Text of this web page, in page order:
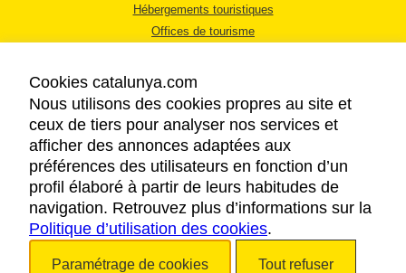
Hébergements touristiques
Offices de tourisme
MENTIONS LÉGALES
RÈGLES DE CONFIDENTIALITÉ
COOKIES
ACCESSIBILITÉ
Cookies catalunya.com
Nous utilisons des cookies propres au site et
ceux de tiers pour analyser nos services et
afficher des annonces adaptées aux
préférences des utilisateurs en fonction d’un
profil élaboré à partir de leurs habitudes de
navigation. Retrouvez plus d’informations sur la
Politique d’utilisation des cookies.
Paramétrage de cookies Tout refuser